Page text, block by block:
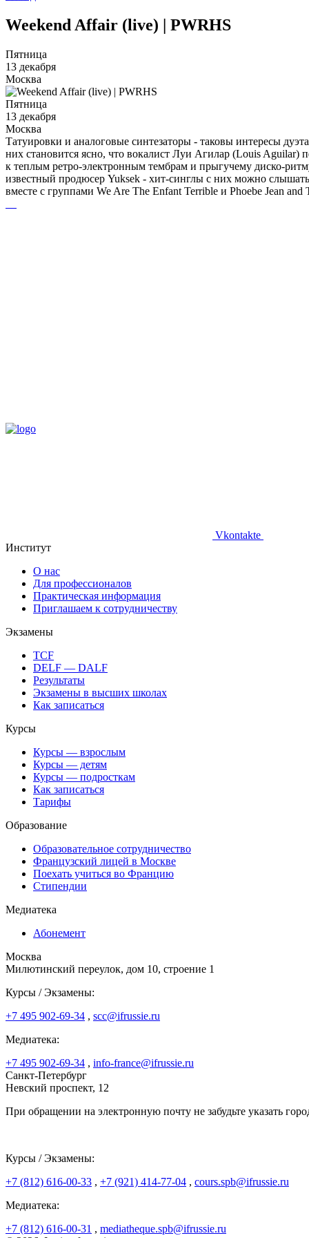
Weekend Affair (live) | PWRHS
Пятница
13 декабря
Москва
Пятница
13 декабря
Москва
Татуировки и аналоговые синтезаторы - таковы интересы
них становится ясно, что вокалист Луи Агилар (Louis Aguilar)
к теплым ретро-электронным тембрам и прыгучему диско-
известный продюсер Yuksek - хит-синглы с них можно
вместе с группами We Are The Enfant Terrible и Phoebe Jean
Vkontakte
Институт
О нас
Для профессионалов
Практическая информация
Приглашаем к сотрудничеству
Экзамены
TCF
DELF — DALF
Результаты
Экзамены в высших школах
Как записаться
Курсы
Курсы — взрослым
Курсы — детям
Курсы — подросткам
Как записаться
Тарифы
Образование
Образовательное сотрудничество
Французский лицей в Москве
Поехать учиться во Францию
Стипендии
Медиатека
Абонемент
Москва
Милютинский переулок, дом 10, строение 1
Курсы / Экзамены:
+7 495 902-69-34 , scc@ifrussie.ru
Медиатека:
+7 495 902-69-34 , info-france@ifrussie.ru
Санкт-Петербург
Невский проспект, 12
При обращении на электронную почту не забудьте указать
Курсы / Экзамены:
+7 (812) 616-00-33 , +7 (921) 414-77-04 , cours.spb@ifrussie.ru
Медиатека:
+7 (812) 616-00-31 , mediatheque.spb@ifrussie.ru